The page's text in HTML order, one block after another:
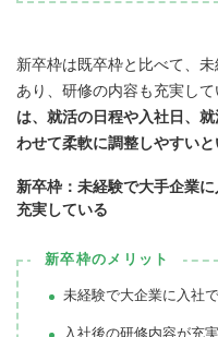
新卒枠は既卒枠と比べて、
あり、研修の内容も充実し
は、就活の日程や入社日、
わせて柔軟に調整しやすい
新卒枠：未経験で大手企業
充実している
新卒枠のメリット
未経験で大企業に入社
入社後の研修内容が充